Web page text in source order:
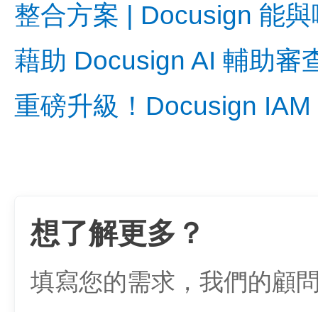
整合方案 | Docusign 能
藉助 Docusign AI 輔助審
重磅升級！Docusign
想了解更多？
填寫您的需求，我們的顧